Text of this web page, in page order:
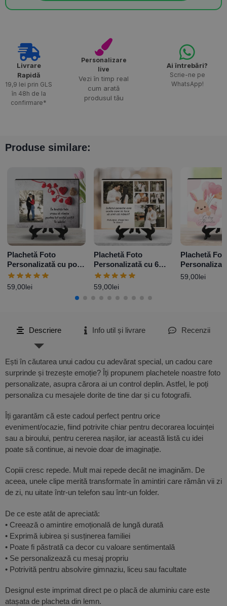
Livrare
Rapidă​
19,9 lei prin GLS
în 48h de la
confirmare*
Personalizare
live
Vezi în timp real
cum arată
produsul tău
Ai întrebări?
Scrie-ne pe
WhatsApp!
Produse similare:
Plachetă Foto
Personalizată cu poză
și mesaj – Love
59,00lei
Plachetă Foto
Personalizată cu 6
poze și mesaj
59,00lei
Plachetă
mesaj
59,00lei
Descriere Info util și livrare Recenzii
Ești în căutarea unui cadou cu adevărat special, un cadou care
surprinde și trezește emoție? Îți propunem plachetele noastre foto
personalizate, asupra cărora ai un control deplin. Astfel, le poți
personaliza cu mesajele dorite de tine dar și cu fotografii.
Îți garantăm că este cadoul perfect pentru orice
eveniment/ocazie, fiind potrivite chiar pentru decorarea locuinței
sau a biroului, pentru cererea nașilor, iar această listă cu idei
poate să continue, ai nevoie doar de imaginație.
Copiii cresc repede. Mult mai repede decât ne imaginăm. De
aceea, unele clipe merită transformate în amintiri care rămân vii zi
de zi, nu uitate într-un telefon sau într-un folder.
De ce este atât de apreciată:
• Creează o amintire emoțională de lungă durată
• Exprimă iubirea și susținerea familiei
• Poate fi păstrată ca decor cu valoare sentimentală
• Se personalizează cu mesaj propriu
• Potrivită pentru absolvire gimnaziu, liceu sau facultate
Designul este imprimat direct pe o placă de aluminiu care este
atașata de placheta din lemn.